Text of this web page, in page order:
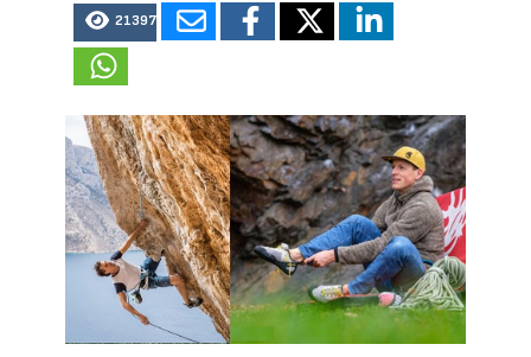
21397